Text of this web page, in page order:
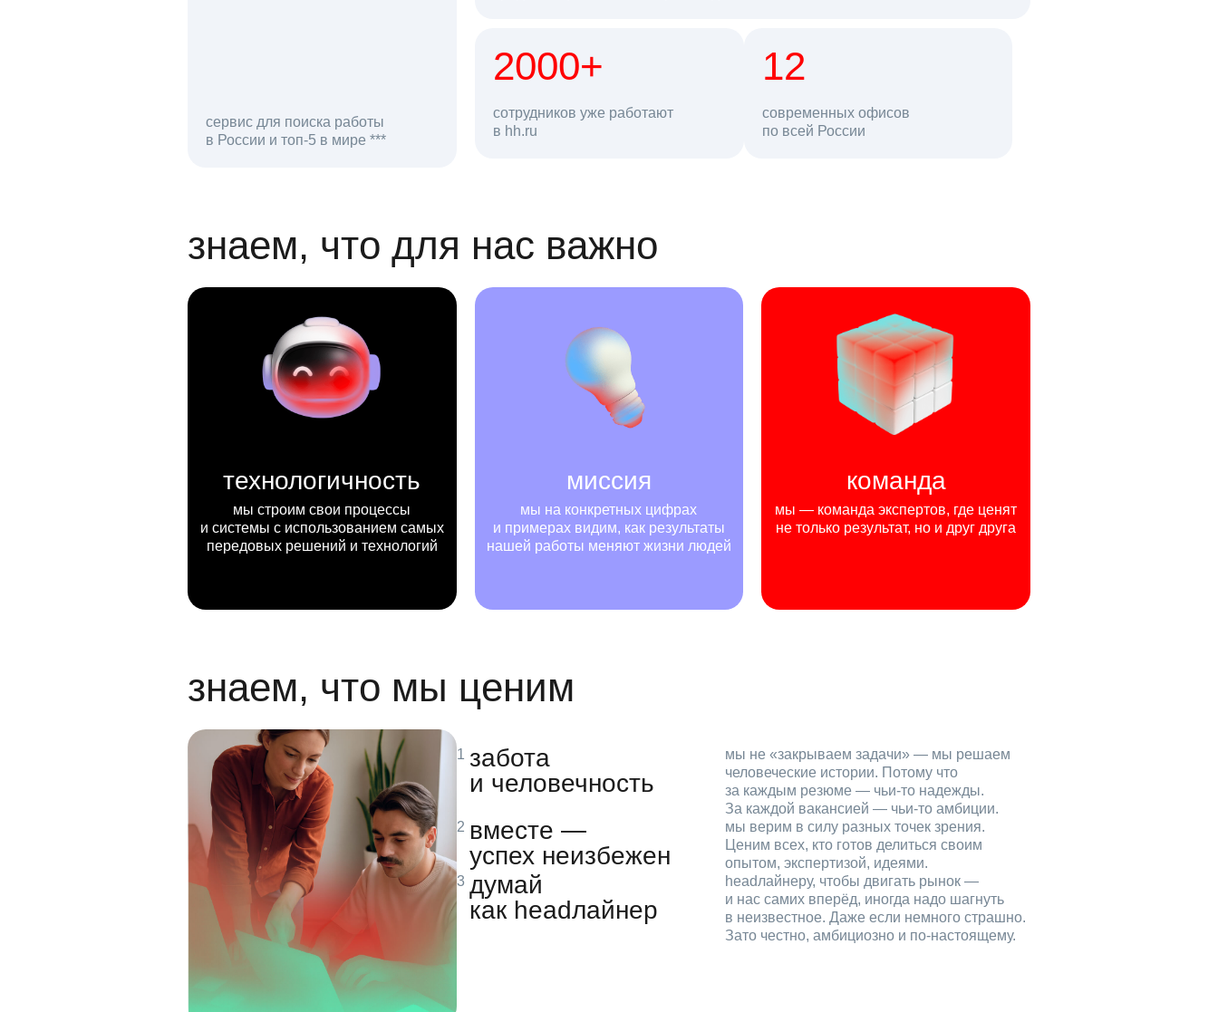
сервис для поиска работы
в России и топ-5 в мире ***
откликов на вакансии
2000+
сотрудников уже работают
в hh.ru
68 млн 12
современных офисов
по всей Россиипользователей в день
знаем, что для нас важно
технологичность
мы строим свои процессы
и системы с использованием самых
передовых решений и технологий
миссия
мы на конкретных цифрах
и примерах видим, как результаты
нашей работы меняют жизни людей
команда
мы — команда экспертов, где ценят
не только результат, но и друг друга
знаем, что мы ценим
забота
и человечность
мы не «закрываем задачи» — мы решаем
человеческие истории. Потому что
за каждым резюме — чьи‑то надежды.
За каждой вакансией — чьи‑то амбиции.
вместе —
успех неизбежен
мы верим в силу разных точек зрения.
Ценим всех, кто готов делиться своим
опытом, экспертизой, идеями.
думай
как headлайнер
headлайнеру, чтобы двигать рынок —
и нас самих вперёд, иногда надо шагнуть
в неизвестное. Даже если немного страшно.
Зато честно, амбициозно и по‑настоящему.